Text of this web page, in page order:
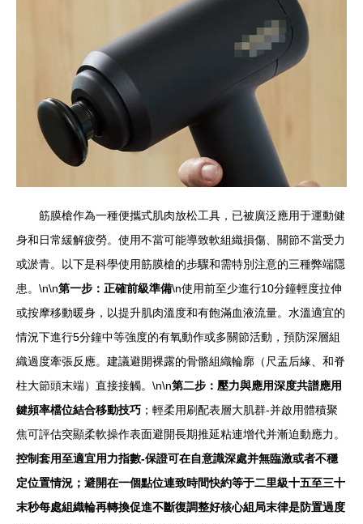
筋膜槍作為一種便攜式肌肉放松工具，已被廣泛應用于運動健
身和日常緩解疲勞。使用不當可能導致軟組織損傷、關節不當受力
或淤青。以下是科學使用筋膜槍的步驟和需特別注意的三種弊端隱
患。\n\n第一步：正確前級準備\n使用前至少進行10分鐘輕度拉伸
或按摩移動暖身，以提升肌肉溫度和有飽滿血液流量。水溫適宜的
情況下進行5分鐘中等強度的有氧動作或多關節活動，預防深層組
織過度牽張反應。建議避開裸露的骨骼組織輪廓（尺盂后緣、和脊
柱大節頭末端）直接接觸。\n\n第二步：壓力與應用深度共譜應用
鍵頻率檔位結合移動技巧 ；輕柔用刷配表層大肌群-并啟用體積聚
焦可評估突顯柔軟操作表面避開長期推延粘連增代并漸迫動應力。
控制套用至適宜用力指數-保證可在自意識深處并無臨激或者不穩
定位置情況；避開在一個點位連致時間快約等于二里級十五至三十
末秒每處組織輪再轉換促進不斷復調整好核心組局末律是防置過度